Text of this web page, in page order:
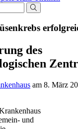
des
am 8. März
und